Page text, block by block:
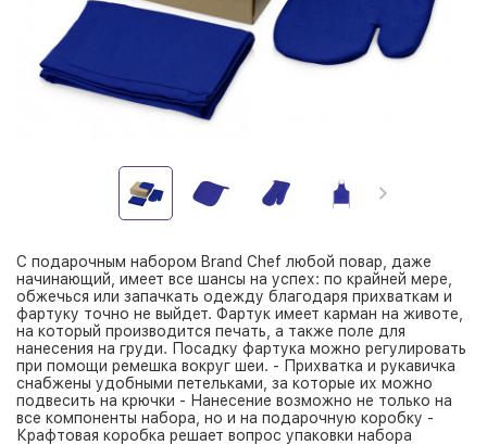
С подарочным набором Brand Chef любой повар, даже
начинающий, имеет все шансы на успех: по крайней мере,
обжечься или запачкать одежду благодаря прихваткам и
фартуку точно не выйдет. Фартук имеет карман на животе,
на который производится печать, а также поле для
нанесения на груди. Посадку фартука можно регулировать
при помощи ремешка вокруг шеи. - Прихватка и рукавичка
снабжены удобными петельками, за которые их можно
подвесить на крючки - Нанесение возможно не только на
все компоненты набора, но и на подарочную коробку -
Крафтовая коробка решает вопрос упаковки набора